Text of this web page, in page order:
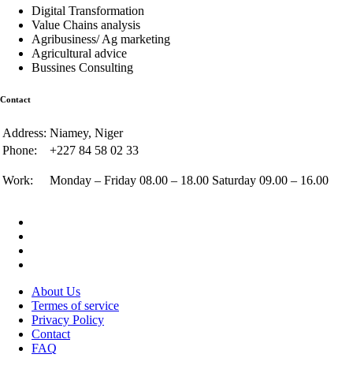
Digital Transformation
Value Chains analysis
Agribusiness/ Ag marketing
Agricultural advice
Bussines Consulting
Contact
Address: Niamey, Niger
Phone:
+227 84 58 02 33
Work: Monday – Friday 08.00 – 18.00 Saturday 09.00 – 16.00
About Us
Termes of service
Privacy Policy
Contact
FAQ